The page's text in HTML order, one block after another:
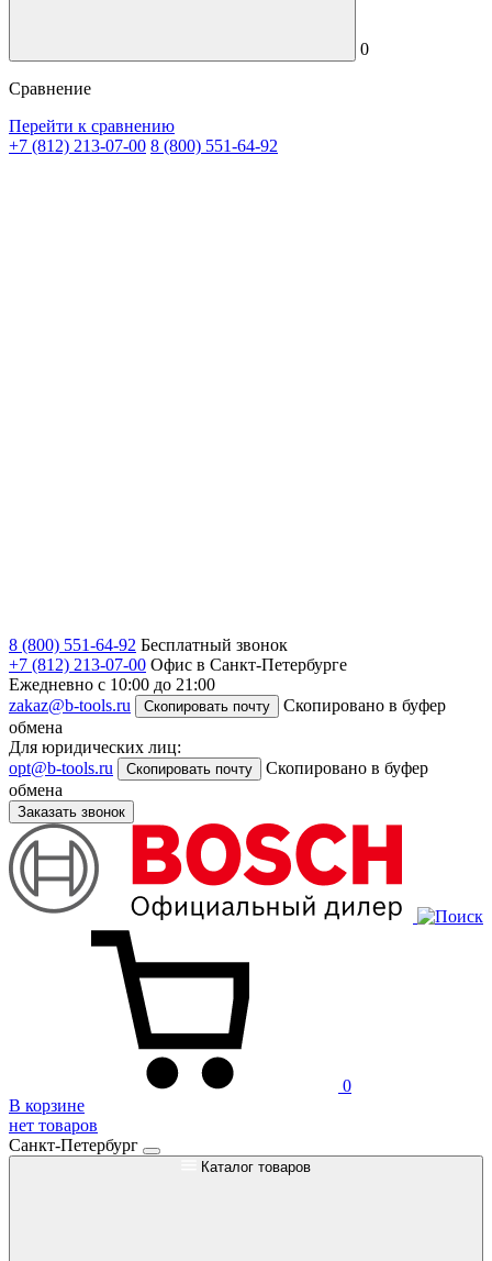
0
Сравнение
Перейти к сравнению
+7 (812) 213-07-00 8 (800) 551-64-92
8 (800) 551-64-92 Бесплатный звонок
+7 (812) 213-07-00 Офис в Санкт-Петербурге
Ежедневно с 10:00 до 21:00
zakaz@b-tools.ru
Скопировать почту
Скопировано в буфер
обмена
Для юридических лиц:
opt@b-tools.ru
Скопировать почту
Скопировано в буфер
обмена
Заказать звонок
0
В корзине
нет товаров
Санкт-Петербург
Каталог товаров